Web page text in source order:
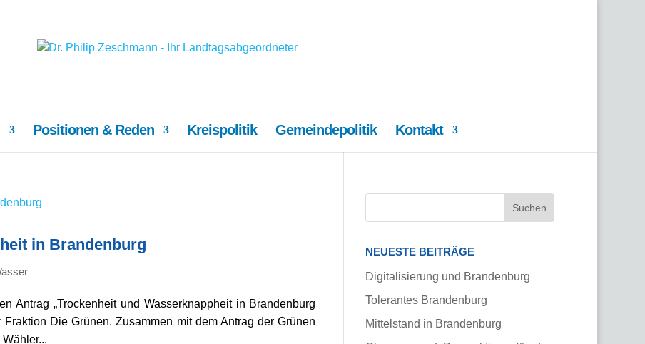
Positionen & Reden Kreispolitik Gemeindepolitik Kontakt
in Brandenburg
Antrag „Trockenheit und Wasserknappheit in Brandenburg
Die Grünen. Zusammen mit dem Antrag der Grünen
NEUESTE BEITRÄGE
Digitalisierung und Brandenburg
Tolerantes Brandenburg
Mittelstand in Brandenburg